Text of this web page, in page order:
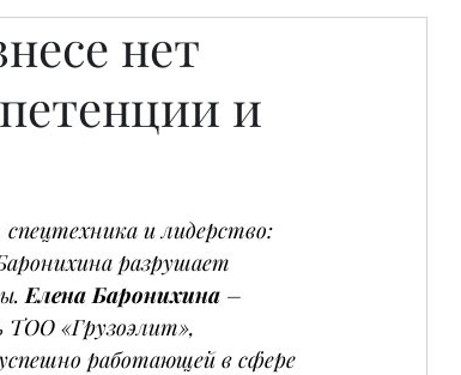
нет
и
и лидерство:
разрушает
Елена Баронихина –
ТОО «Грузоэлит»,
работающей в сфере